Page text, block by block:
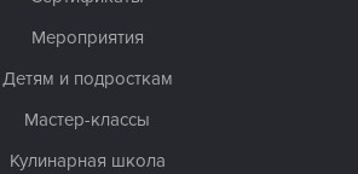
Мероприятия
Детям и подросткам
Мастер-классы
Кулинарная школа